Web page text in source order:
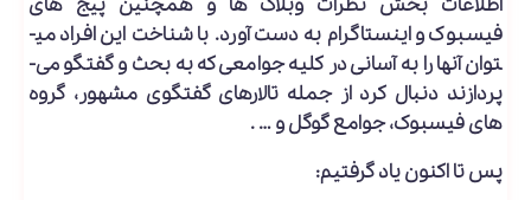
فیسبوک و اینستاگرام به دست آورد. با شناخت این افراد می­
توان آنها را به آسانی در کلیه جوامعی که به بحث و گفتگو می­
پردازند دنبال کرد از جمله تالارهای گفتگوی مشهور، گروه
های فیسبوک، جوامع گوگل و … .
پس تا اکنون یاد گرفتیم: